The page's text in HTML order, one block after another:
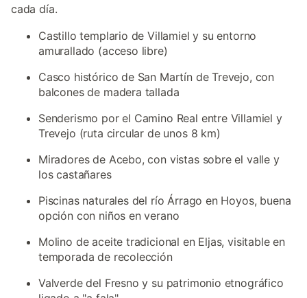
cada día.
Castillo templario de Villamiel y su entorno
amurallado (acceso libre)
Casco histórico de San Martín de Trevejo, con
balcones de madera tallada
Senderismo por el Camino Real entre Villamiel y
Trevejo (ruta circular de unos 8 km)
Miradores de Acebo, con vistas sobre el valle y
los castañares
Piscinas naturales del río Árrago en Hoyos, buena
opción con niños en verano
Molino de aceite tradicional en Eljas, visitable en
temporada de recolección
Valverde del Fresno y su patrimonio etnográfico